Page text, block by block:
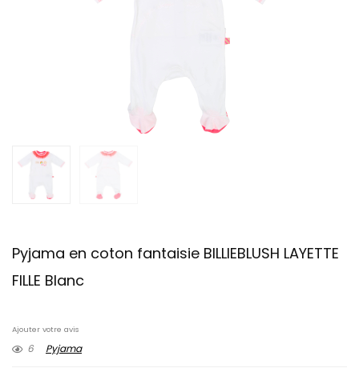
Pyjama en coton fantaisie BILLIEBLUSH LAYETTE
FILLE Blanc
Ajouter votre avis
6 Pyjama